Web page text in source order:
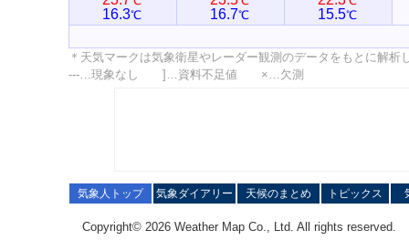
16.3℃ 16.7℃ 15.5℃
＊天気マークは気象衛星やレーダー観測のデータをもとに解
---…現象なし ]…資料不足値 ×…欠測
気象人トップ 気象ダイアリー 天候のまとめ トピックス
Copyright© 2026 Weather Map Co., Ltd. All rights reserved.